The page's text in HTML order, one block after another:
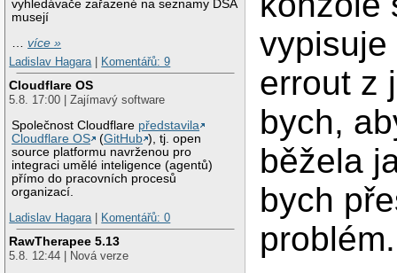
vyhledávače zařazené na seznamy DSA
musejí
…více »
Ladislav Hagara| Komentářů: 9
Cloudflare OS
5.8. 17:00 | Zajímavý software
Společnost Cloudflare představila
Cloudflare OS
(GitHub ), tj. open
source platformu navrženou pro
integraci umělé inteligence (agentů)
přímo do pracovních procesů
organizací.
Ladislav Hagara| Komentářů: 0
RawTherapee 5.13
5.8. 12:44 | Nová verze
vypisuje
errout z
bych,
běžela
bych